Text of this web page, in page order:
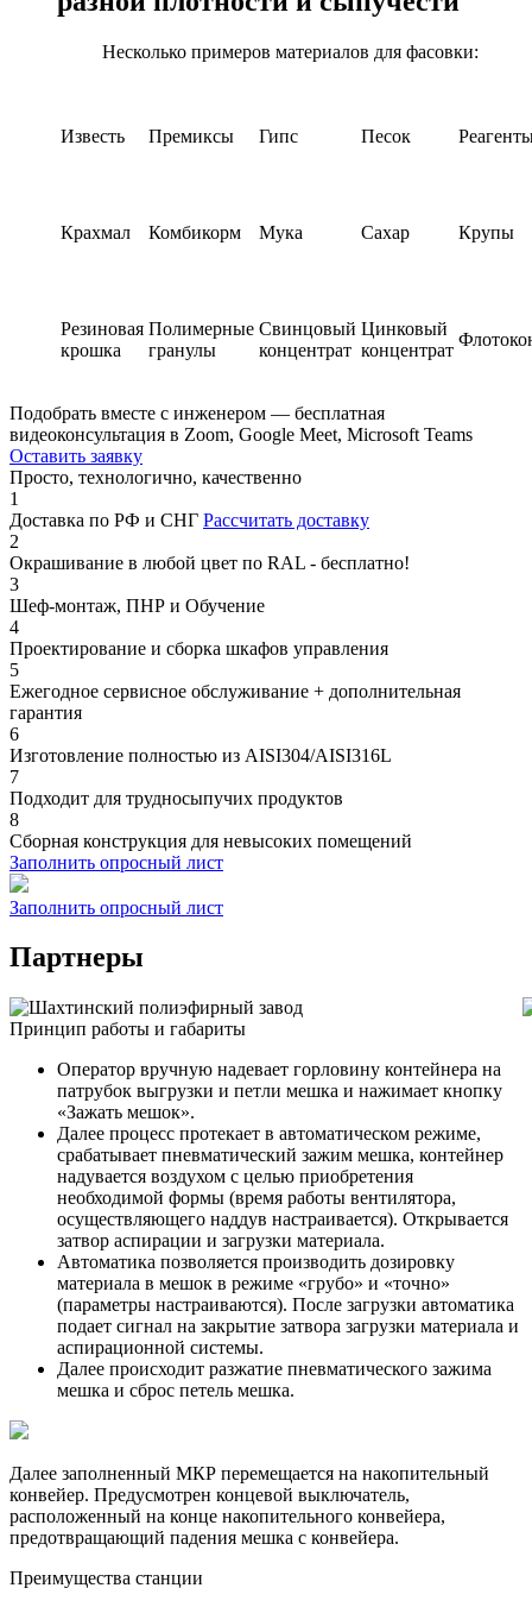
Несколько примеров материалов для фасовки:
Известь Премиксы Гипс Песок
Крахмал Комбикорм Мука Сахар Крупы
Резиновая
крошка
Полимерные
гранулы
Свинцовый
концентрат
Цинковый
концентрат
Подобрать вместе с инженером — бесплатная
видеоконсультация в Zoom, Google Meet, Microsoft Teams
Оставить заявку
Просто, технологично, качественно
1
Доставка по РФ и СНГ Рассчитать доставку
2
Окрашивание в любой цвет по RAL - бесплатно!
3
Шеф-монтаж, ПНР и Обучение
4
Проектирование и сборка шкафов управления
5
Ежегодное сервисное обслуживание + дополнительная
гарантия
6
Изготовление полностью из AISI304/AISI316L
7
Подходит для трудносыпучих продуктов
8
Сборная конструкция для невысоких помещений
Заполнить опросный лист
Заполнить опросный лист
Партнеры
Принцип работы и габариты
Оператор вручную надевает горловину контейнера на
патрубок выгрузки и петли мешка и нажимает кнопку
«Зажать мешок».
Далее процесс протекает в автоматическом режиме,
срабатывает пневматический зажим мешка, контейнер
надувается воздухом с целью приобретения
необходимой формы (время работы вентилятора,
осуществляющего наддув настраивается). Открывается
затвор аспирации и загрузки материала.
Автоматика позволяется производить дозировку
материала в мешок в режиме «грубо» и «точно»
(параметры настраиваются). После загрузки автоматика
подает сигнал на закрытие затвора загрузки материала и
аспирационной системы.
Далее происходит разжатие пневматического зажима
мешка и сброс петель мешка.
Далее заполненный МКР перемещается на накопительный
конвейер. Предусмотрен концевой выключатель,
расположенный на конце накопительного конвейера,
предотвращающий падения мешка с конвейера.
Преимущества станции